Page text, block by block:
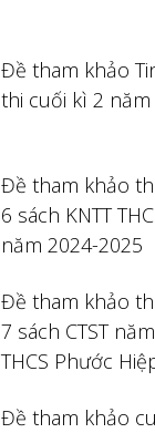
Đề tham khảo
thi cuối kì 2 năm
Đề tham khảo
6 sách KNTT
năm 2024-2025
Đề tham khảo
7 sách CTST
THCS Phước
Đề tham khảo